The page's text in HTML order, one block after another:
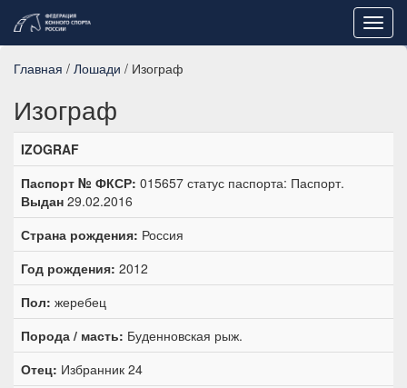
Главная / Лошади / Изограф
Изограф
IZOGRAF
Паспорт № ФКСР: 015657 статус паспорта: Паспорт.
Выдан 29.02.2016
Страна рождения: Россия
Год рождения: 2012
Пол: жеребец
Порода / масть: Буденновская рыж.
Отец: Избранник 24